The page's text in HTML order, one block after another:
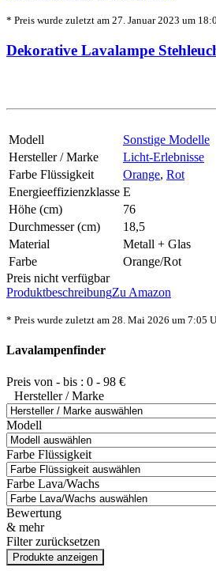
* Preis wurde zuletzt am 27. Januar 2023 um
Dekorative Lavalampe
Modell
Sonstige Modelle
Hersteller / Marke
Licht-Erlebnisse
Farbe Flüssigkeit
Orange, Rot
Energieeffizienzklasse E
Höhe (cm)
76
Durchmesser (cm)
18,5
Material
Metall + Glas
Farbe
Orange/Rot
Preis nicht verfügbar
ProduktbeschreibungZu Amazon
* Preis wurde zuletzt am 28. Mai 2026 um 7:05
Lavalampenfinder
Preis von - bis : 0 - 98 €
Hersteller / Marke
Modell
Farbe Flüssigkeit
Farbe Lava/Wachs
Bewertung
& mehr
Filter zurücksetzen